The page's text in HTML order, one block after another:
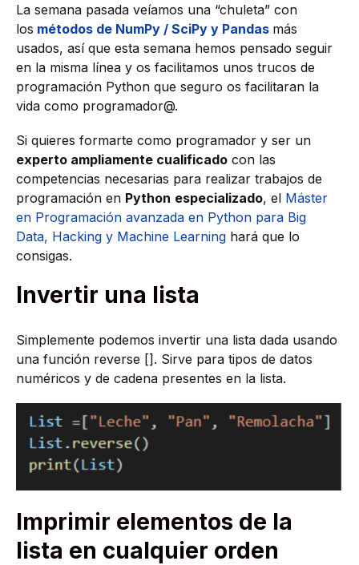
La semana pasada veíamos una “chuleta” con
los métodos de NumPy / SciPy y Pandas más
usados, así que esta semana hemos pensado seguir
en la misma línea y os facilitamos unos trucos de
programación Python que seguro os facilitaran la
vida como programador@.
Si quieres formarte como programador y ser un
experto ampliamente cualificado con las
competencias necesarias para realizar trabajos de
programación en Python especializado, el Máster
en Programación avanzada en Python para Big
Data, Hacking y Machine Learning hará que lo
consigas.
Invertir una lista
Simplemente podemos invertir una lista dada usando
una función reverse []. Sirve para tipos de datos
numéricos y de cadena presentes en la lista.
Imprimir elementos de la
lista en cualquier orden